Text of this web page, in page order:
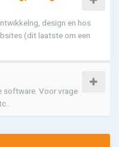
design en hos
(dit laatste om een
software. Voor vrage